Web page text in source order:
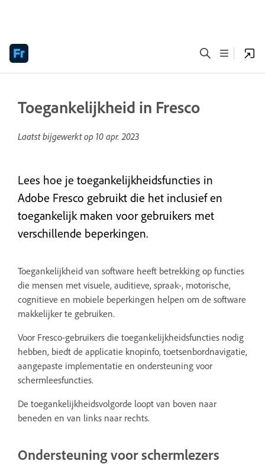
Toegankelijkheid in Fresco
Laatst bijgewerkt op 10 apr. 2023
Lees hoe je toegankelijkheidsfuncties in
Adobe Fresco gebruikt die het inclusief en
toegankelijk maken voor gebruikers met
verschillende beperkingen.
Toegankelijkheid van software heeft betrekking op functies
die mensen met visuele, auditieve, spraak-, motorische,
cognitieve en mobiele beperkingen helpen om de software
makkelijker te gebruiken.
Voor Fresco-gebruikers die toegankelijkheidsfuncties nodig
hebben, biedt de applicatie knopinfo, toetsenbordnavigatie,
aangepaste implementatie en ondersteuning voor
schermleesfuncties.
De toegankelijkheidsvolgorde loopt van boven naar
beneden en van links naar rechts.
Ondersteuning voor schermlezers